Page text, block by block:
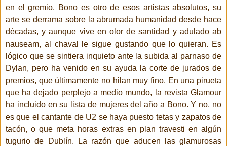
en el gremio. Bono es otro de esos artistas absolutos, su
arte se derrama sobre la abrumada humanidad desde hace
décadas, y aunque vive en olor de santidad y adulado ab
nauseam, al chaval le sigue gustando que lo quieran. Es
lógico que se sintiera inquieto ante la subida al parnaso de
Dylan, pero ha venido en su ayuda la corte de jurados de
premios, que últimamente no hilan muy fino. En una pirueta
que ha dejado perplejo a medio mundo, la revista Glamour
ha incluido en su lista de mujeres del año a Bono. Y no, no
es que el cantante de U2 se haya puesto tetas y zapatos de
tacón, o que meta horas extras en plan travesti en algún
tugurio de Dublín. La razón que aducen las glamurosas